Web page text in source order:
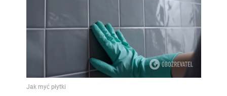
Jak myć płytki